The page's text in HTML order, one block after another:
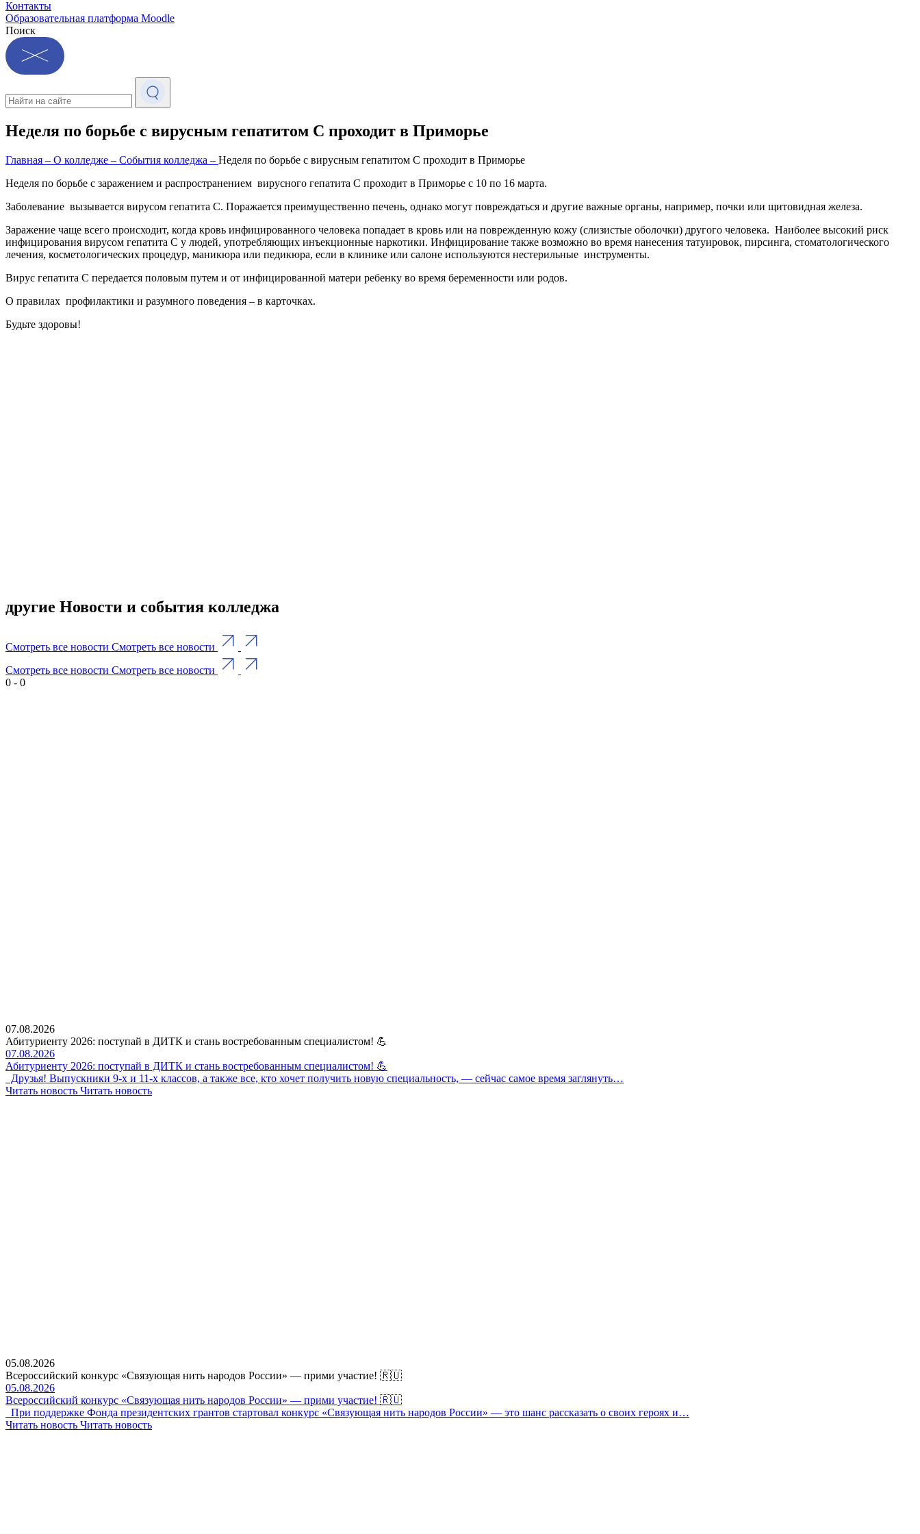
Контакты
Образовательная платформа Moodle
Поиск
Неделя по борьбе с вирусным гепатитом С проходит в Приморье
Главная – О колледже – События колледжа – Неделя по борьбе с вирусным гепатитом С проходит в Приморье
Неделя по борьбе с заражением и распространением вирусного гепатита С проходит в Приморье с 10 по 16 марта.
Заболевание вызывается вирусом гепатита С. Поражается преимущественно печень, однако могут повреждаться и другие важные органы, например, почки или щитовидная железа.
Заражение чаще всего происходит, когда кровь инфицированного человека попадает в кровь или на поврежденную кожу (слизистые оболочки) другого человека. Наиболее высокий риск
инфицирования вирусом гепатита С у людей, употребляющих инъекционные наркотики. Инфицирование также возможно во время нанесения татуировок, пирсинга, стоматологического
лечения, косметологических процедур, маникюра или педикюра, если в клинике или салоне используются нестерильные инструменты.
Вирус гепатита С передается половым путем и от инфицированной матери ребенку во время беременности или родов.
О правилах профилактики и разумного поведения – в карточках.
Будьте здоровы!
другие Новости и события колледжа
Смотреть все новости Смотреть все новости
Смотреть все новости Смотреть все новости
0 - 0
07.08.2026
Абитуриенту 2026: поступай в ДИТК и стань востребованным специалистом! 💪
07.08.2026
Абитуриенту 2026: поступай в ДИТК и стань востребованным специалистом! 💪
Друзья! Выпускники 9-х и 11-х классов, а также все, кто хочет получить новую специальность, — сейчас самое время заглянуть…
Читать новость Читать новость
05.08.2026
Всероссийский конкурс «Связующая нить народов России» — прими участие! 🇷🇺
05.08.2026
Всероссийский конкурс «Связующая нить народов России» — прими участие! 🇷🇺
При поддержке Фонда президентских грантов стартовал конкурс «Связующая нить народов России» — это шанс рассказать о своих героях и…
Читать новость Читать новость